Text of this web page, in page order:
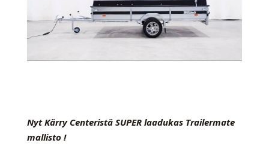
Nyt Kärry Centeristä SUPER laadukas Trailermate
mallisto !